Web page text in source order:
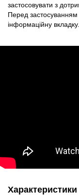
застосовувати з
Перед застосуванням
інформаційну вкладку.
Характеристики